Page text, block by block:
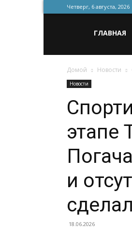
Четверг, 6 августа, 2026
для
строительства
и
ремонта
ГЛАВНАЯ
Домой Новости
Новости
этапе
и
18.06.2026